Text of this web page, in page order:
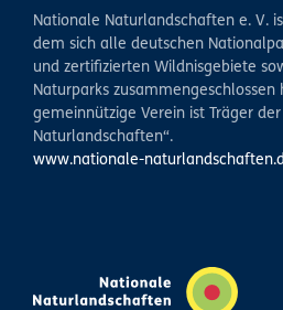
Nationale Naturlandschaften e. V.
dem sich alle deutschen
und zertifizierten Wildnisgebiete
Naturparks zusammengeschlossen
gemeinnützige Verein ist Träger
Naturlandschaften“.
www.nationale-